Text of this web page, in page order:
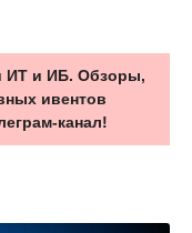
ИТ и ИБ. Обзоры,
ивентов
канал!